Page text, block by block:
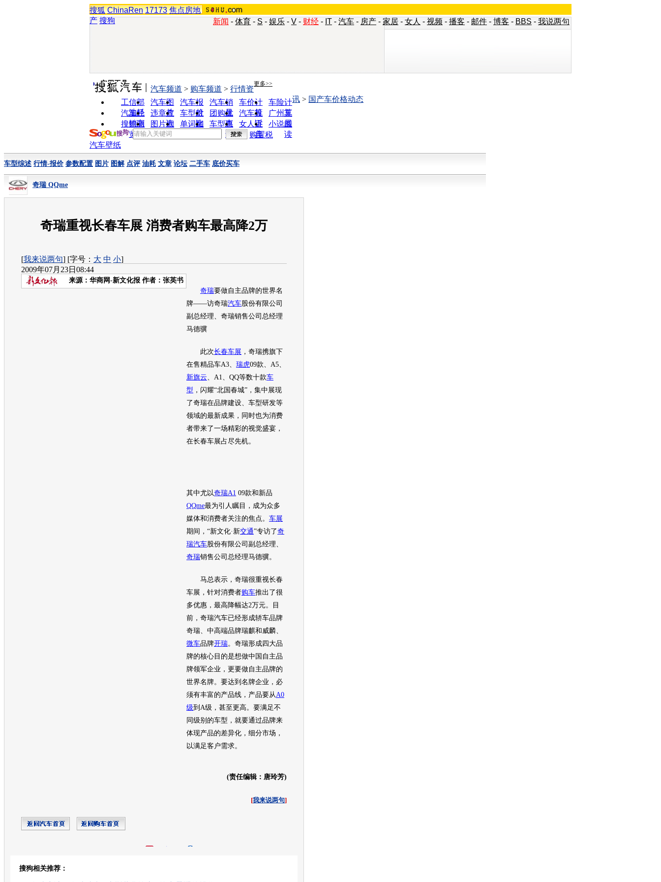
搜狐 ChinaRen 17173 焦点房地
产 搜狗 新闻 - 体育 - S - 娱乐 - V - 财经 - IT - 汽车 - 房产 - 家居 - 女人 - 视频 - 播客 - 邮件 - 博客 - BBS - 我说两句
实用工具 更多>>
工信部
油耗
汽车图
片
汽车报
价
汽车销
量
车价计
算
车险计
算
汽车经
销商
违章查
询
车型对
比
团购优
惠
汽车投
诉
广州车
展
搜狗浏
览器
图片欣
赏
单词翻
车型查
询
女人宝
典
小说阅
读
汽车频道 > 购车频道 > 行情资
讯 > 国产车价格动态
购置税
汽车壁纸
车型综述 行情-报价 参数配置 图片 图解 点评 油耗 文章 论坛 二手车 底价买车
奇瑞 QQme
奇瑞重视长春车展 消费者购车最高降2万
[我来说两句] [字号： 大 中 小]
2009年07月23日08:44
来源： 华商网-新文化报 作者：张英书
奇瑞要做自主品牌的世界名
牌——访奇瑞汽车股份有限公司
副总经理、 奇瑞销售公司总经理
马德骥
此次长春车展 ， 奇瑞携旗下
在售精品车A3、 瑞虎09款、A5、
新旗云 、A1、QQ等数十款车
型 ，闪耀“北国春城”，集中展现
了奇瑞在品牌建设、 车型研发等
领域的最新成果，同时也为消费
者带来了一场精彩的视觉盛宴，
在长春车展占尽先机。
其中尤以奇瑞A1 09款和新品
QQme最为引人瞩目，成为众多
媒体和消费者关注的焦点。 车展
期间，“新文化·新交通”专访了奇
瑞汽车股份有限公司副总经理、
奇瑞销售公司总经理马德骥。
马总表示， 奇瑞很重视长春
车展 ，针对消费者购车推出了很
多优惠，最高降幅达2万元。目
前， 奇瑞汽车已经形成轿车品牌
奇瑞 、中高端品牌瑞麒和威麟、
微车品牌开瑞。 奇瑞形成四大品
牌的核心目的是想做中国自主品
牌领军企业，更要做自主品牌的
世界名牌。要达到名牌企业，必
须有丰富的产品线，产品要从 A0
级到A级，甚至更高。要满足不
同级别的车型 ，就要通过品牌来
体现产品的差异化，细分市场，
以满足客户需求。
(责任编辑：唐玲芳)
[我来说两句]
搜狗相关推荐：